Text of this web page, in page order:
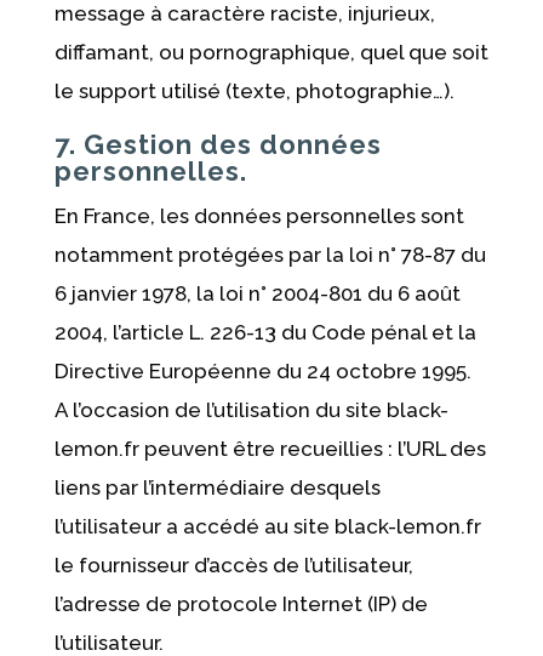
message à caractère raciste, injurieux,
diffamant, ou pornographique, quel que soit
le support utilisé (texte, photographie…).
7. Gestion des données
personnelles.
En France, les données personnelles sont
notamment protégées par la loi n° 78-87 du
6 janvier 1978, la loi n° 2004-801 du 6 août
2004, l’article L. 226-13 du Code pénal et la
Directive Européenne du 24 octobre 1995.
A l’occasion de l’utilisation du site black-
lemon.fr peuvent être recueillies : l’URL des
liens par l’intermédiaire desquels
l’utilisateur a accédé au site black-lemon.fr
le fournisseur d’accès de l’utilisateur,
l’adresse de protocole Internet (IP) de
l’utilisateur.